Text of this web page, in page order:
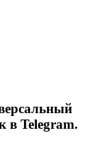
в Telegram.